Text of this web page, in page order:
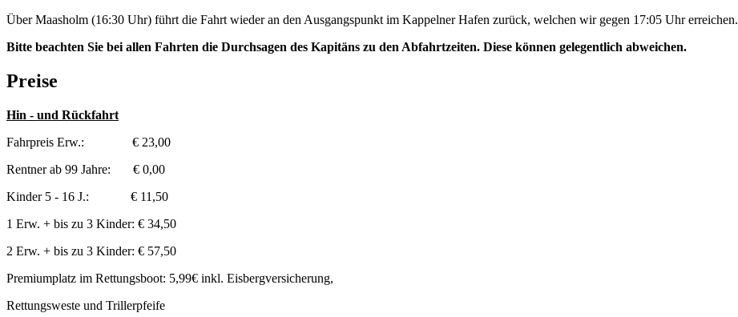
Über Maasholm (16:30 Uhr) führt die Fahrt wieder an den Ausgangspunkt im Kappelner Hafen zurück, welchen wir gegen 17:05 Uhr erreichen.
Bitte beachten Sie bei allen Fahrten die Durchsagen des Kapitäns zu den Abfahrtzeiten. Diese können gelegentlich abweichen.
Preise
Hin - und Rückfahrt
Fahrpreis Erw.: € 23,00
Rentner ab 99 Jahre: € 0,00
Kinder 5 - 16 J.: € 11,50
1 Erw. + bis zu 3 Kinder: € 34,50
2 Erw. + bis zu 3 Kinder: € 57,50
Premiumplatz im Rettungsboot: 5,99€ inkl. Eisbergversicherung,
Rettungsweste und Trillerpfeife